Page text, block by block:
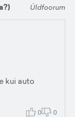
Üldfoorum
kui auto
0 0